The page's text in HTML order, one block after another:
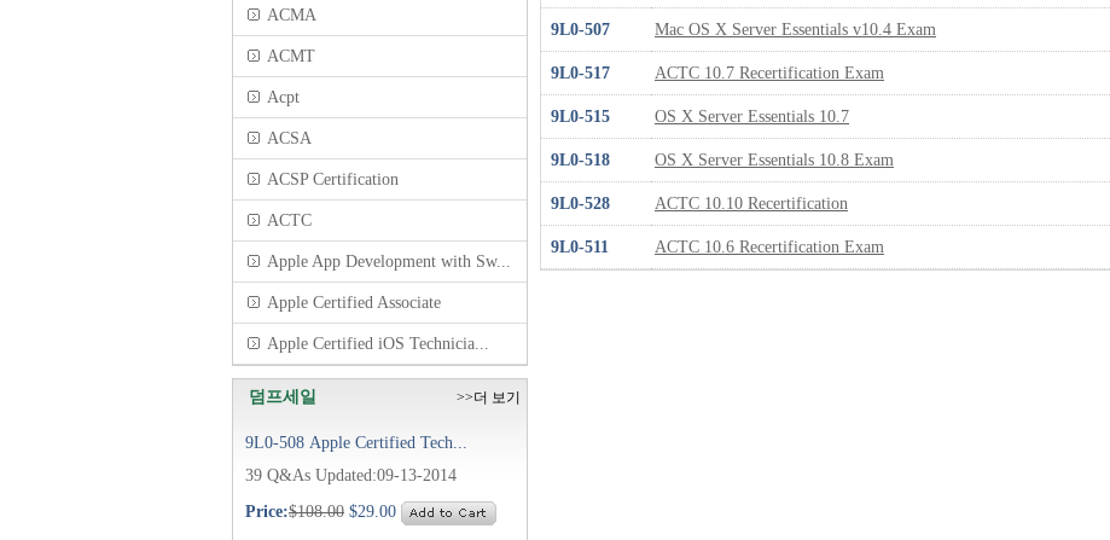
ACMA
ACMT
Acpt
ACSA
ACSP Certification
ACTC
Apple App Development with Sw...
Apple Certified Associate
Apple Certified iOS Technicia...
>>더 보기
덤프세일
9L0-508 Apple Certified Tech...
39 Q&As Updated:09-13-2014
Price:$108.00 $29.00
9L0-507 Mac OS X Server Essentials v10.4 Exam
9L0-517 ACTC 10.7 Recertification Exam
9L0-515 OS X Server Essentials 10.7
9L0-518 OS X Server Essentials 10.8 Exam
9L0-528 ACTC 10.10 Recertification
9L0-511 ACTC 10.6 Recertification Exam